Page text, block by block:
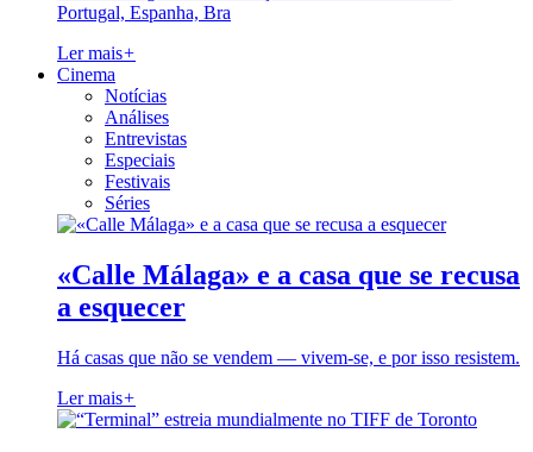
Portugal, Espanha, Bra
Ler mais+
Cinema
Notícias
Análises
Entrevistas
Especiais
Festivais
Séries
«Calle Málaga» e a casa que se recusa
a esquecer
Há casas que não se vendem — vivem-se, e por isso resistem.
Ler mais+